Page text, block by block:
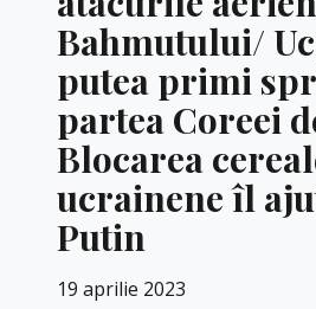
Bahmutului/
putea primi
partea Coreei
Blocarea
ucrainene îl
Putin
19 aprilie 2023